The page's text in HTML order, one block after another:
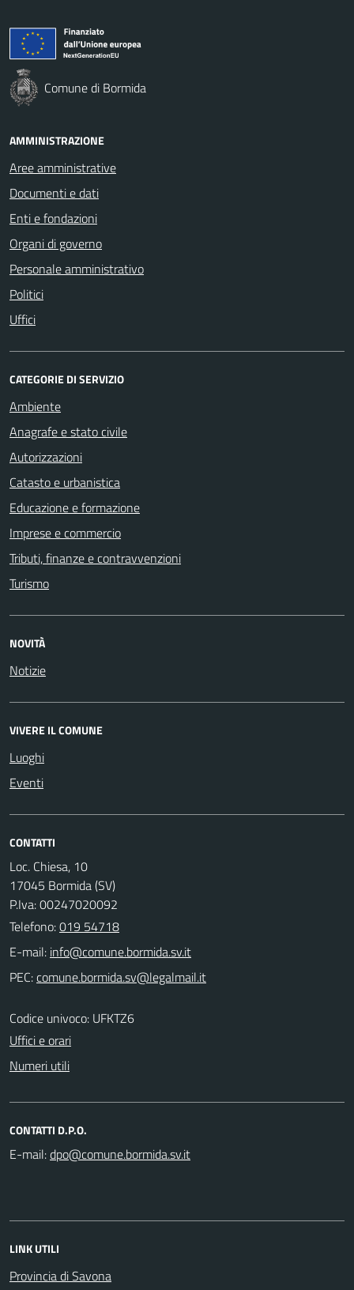
Comune di Bormida
AMMINISTRAZIONE
Aree amministrative
Documenti e dati
Enti e fondazioni
Organi di governo
Personale amministrativo
Politici
Uffici
CATEGORIE DI SERVIZIO
Ambiente
Anagrafe e stato civile
Autorizzazioni
Catasto e urbanistica
Educazione e formazione
Imprese e commercio
Tributi, finanze e contravvenzioni
Turismo
NOVITÀ
Notizie
VIVERE IL COMUNE
Luoghi
Eventi
CONTATTI
Loc. Chiesa, 10
17045 Bormida (SV)
P.Iva: 00247020092
Telefono:019 54718
E-mail:
PEC:
Codice univoco: UFKTZ6
Uffici e orari
Numeri utili
CONTATTI D.P.O.
E-mail:
LINK UTILI
Provincia di Savona